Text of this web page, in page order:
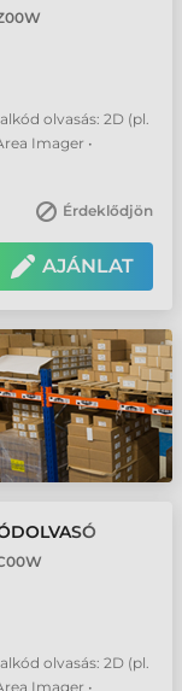
olvasás: 2D (pl.
Imager •
Érdeklődjön
AJÁNLAT
olvasás: 2D (pl.
Imager •